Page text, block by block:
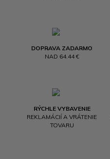
DOPRAVA ZADARMO
NAD 64.44 €
RÝCHLE VYBAVENIE
REKLAMÁCIÍ A VRÁTENIE
TOVARU